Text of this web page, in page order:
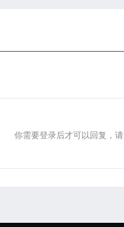
你需要登录后才可以回复，请